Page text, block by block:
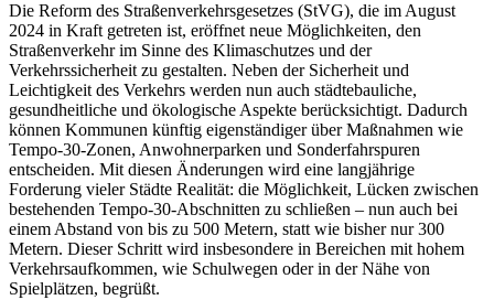
Die Reform des Straßenverkehrsgesetzes (StVG), die im August
2024 in Kraft getreten ist, eröffnet neue Möglichkeiten, den
Straßenverkehr im Sinne des Klimaschutzes und der
Verkehrssicherheit zu gestalten. Neben der Sicherheit und
Leichtigkeit des Verkehrs werden nun auch städtebauliche,
gesundheitliche und ökologische Aspekte berücksichtigt. Dadurch
können Kommunen künftig eigenständiger über Maßnahmen wie
Tempo-30-Zonen, Anwohnerparken und Sonderfahrspuren
entscheiden. Mit diesen Änderungen wird eine langjährige
Forderung vieler Städte Realität: die Möglichkeit, Lücken zwischen
bestehenden Tempo-30-Abschnitten zu schließen – nun auch bei
einem Abstand von bis zu 500 Metern, statt wie bisher nur 300
Metern. Dieser Schritt wird insbesondere in Bereichen mit hohem
Verkehrsaufkommen, wie Schulwegen oder in der Nähe von
Spielplätzen, begrüßt.